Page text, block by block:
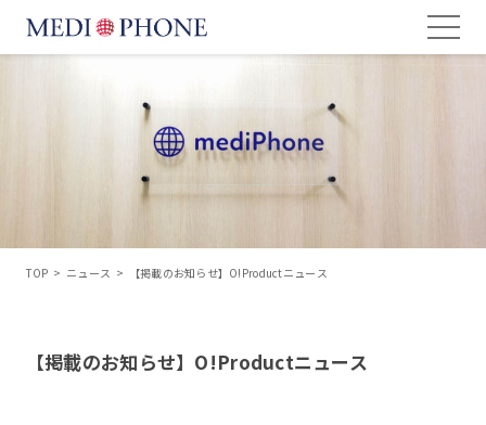
TOP > ニュース > 【掲載のお知らせ】O!Productニュース
【掲載のお知らせ】O!Productニュース